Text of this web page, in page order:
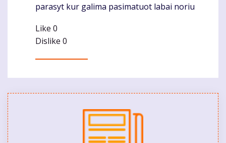
Komentaras
parasyt kur galima pasimatuot labai noriu
Like 0
Dislike 0